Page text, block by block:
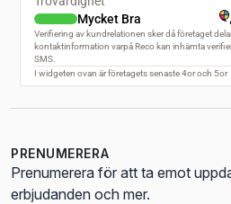
PRENUMERERA
Prenumerera för att ta emot
erbjudanden och mer.